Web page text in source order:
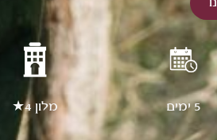
5 ימים מלון 4★